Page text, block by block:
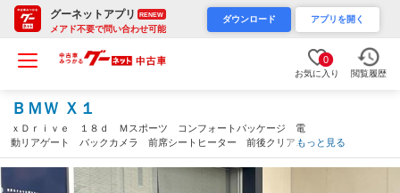
グーネットアプリ RENEW
メアド不要で問い合わせ可能
ダウンロード アプリを開く
0
お気に入り 閲覧履歴
ＢＭＷ Ｘ１
ｘＤｒｉｖｅ １８ｄ Ｍスポーツ コンフォートパッケージ 電
動リアゲート バックカメラ 前席シートヒーター 前後クリアラ
ンスソナー ＥＴＣ内蔵ルームミラー インテリジェントセーフテ
ィー レーンキーピングアシスト コンフォートアクセス（愛知
もっと見る